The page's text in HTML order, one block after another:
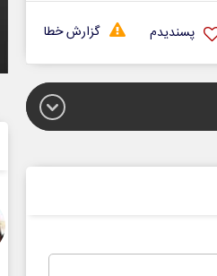
گزارش خطا پسندیدم
حکایت یک تاریخ و
نرگس خانعلی‌زاده -